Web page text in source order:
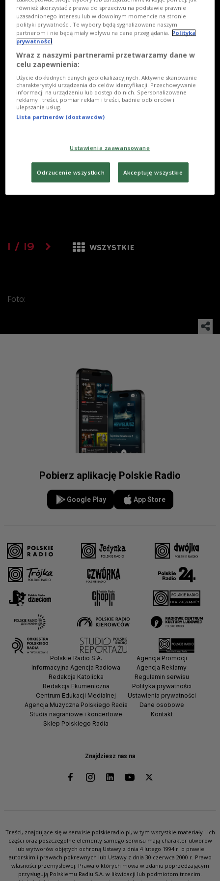
1 / 19 WSZYSTKIE
Foto:
Pobierz aplikację Polskie Radio
Google Play App Store
Znajdziesz nas na
Polskie Radio S.A.
Informacyjna Agencja Radiowa
Redakcja Katolicka
Redakcja Ekumeniczna
Centrum Edukacji Medialnej
Agencja Muzyczna Polskiego Radia
Studia nagraniowe i koncertowe
Sklep Polskiego Radia
Agencja Promocji
Agencja Reklamy
Regulamin serwisu
Polityka prywatności
Ustawienia prywatności
Dane osobowe
Kontakt
Treści, znajdujące się w serwisie polskieradio.pl, w tym wszystkie materiały i ich
części oraz poszczególne elementy samego serwisu mają charakter utworów
lub wytworów objętych ochroną Ustawy z dnia 4 lutego 1994 r. o prawie
autorskim i prawach pokrewnych lub Ustawy z dnia 30 czerwca 2000 r. Prawo
własności przemysłowej. Prawa o których mowa w zdaniu poprzedzającym
przysługują Polskiemu Radiu S.A. w likwidacji lub podmiotom trzecim.
również skorzystać z prawa do sprzeciwu na podstawie prawnie
uzasadnionego interesu lub w dowolnym momencie na stronie
polityki prywatności. Te wybory będą sygnalizowane naszym
partnerom i nie będą miały wpływu na dane przeglądania. Polityka
prywatności
Wraz z naszymi partnerami przetwarzamy dane w
celu zapewnienia:
Użycie dokładnych danych geolokalizacyjnych. Aktywne skanowanie
charakterystyki urządzenia do celów identyfikacji. Przechowywanie
informacji na urządzeniu lub dostęp do nich. Spersonalizowane
reklamy i treści, pomiar reklam i treści, badnie odbiorców i
ulepszanie usług.
Lista partnerów (dostawców)
Ustawienia zaawansowane
Odrzucenie wszystkich Akceptuję wszystkie